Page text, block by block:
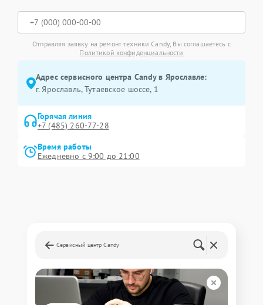
Отправляя заявку на ремонт техники Candy, Вы соглашаетесь с
Политикой конфиденциальности
Адрес сервисного центра Candy в Ярославле:
г. Ярославль, Тутаевское шоссе, 1
Горячая линия
+7 (485) 260-77-28
Время работы
Ежедневно с 9:00 до 21:00
Сервисный центр Candy